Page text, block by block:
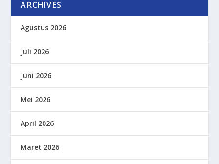
ARCHIVES
Agustus 2026
Juli 2026
Juni 2026
Mei 2026
April 2026
Maret 2026